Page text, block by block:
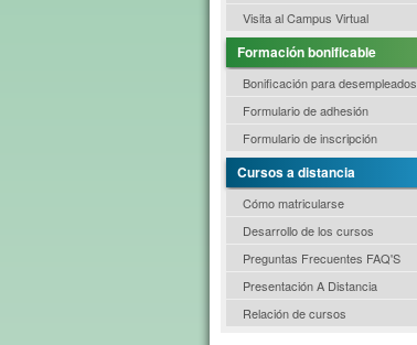
Visita al Campus Virtual
Formación bonificable
Bonificación para desempleados
Formulario de adhesión
Formulario de inscripción
Cursos a distancia
Cómo matricularse
Desarrollo de los cursos
Preguntas Frecuentes FAQ'S
Presentación A Distancia
Relación de cursos